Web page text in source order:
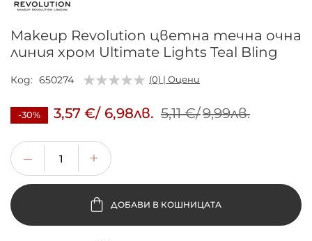
началото
галерия
със
снимки
Makeup Revolution цветна течна очна
линия хром Ultimate Lights Teal Bling
Код 650274 (0) | Оцени
-30% 3,57 €/ 6,98лв. 5,11 €/9,99лв.
ДОБАВИ В КОШНИЦАТА